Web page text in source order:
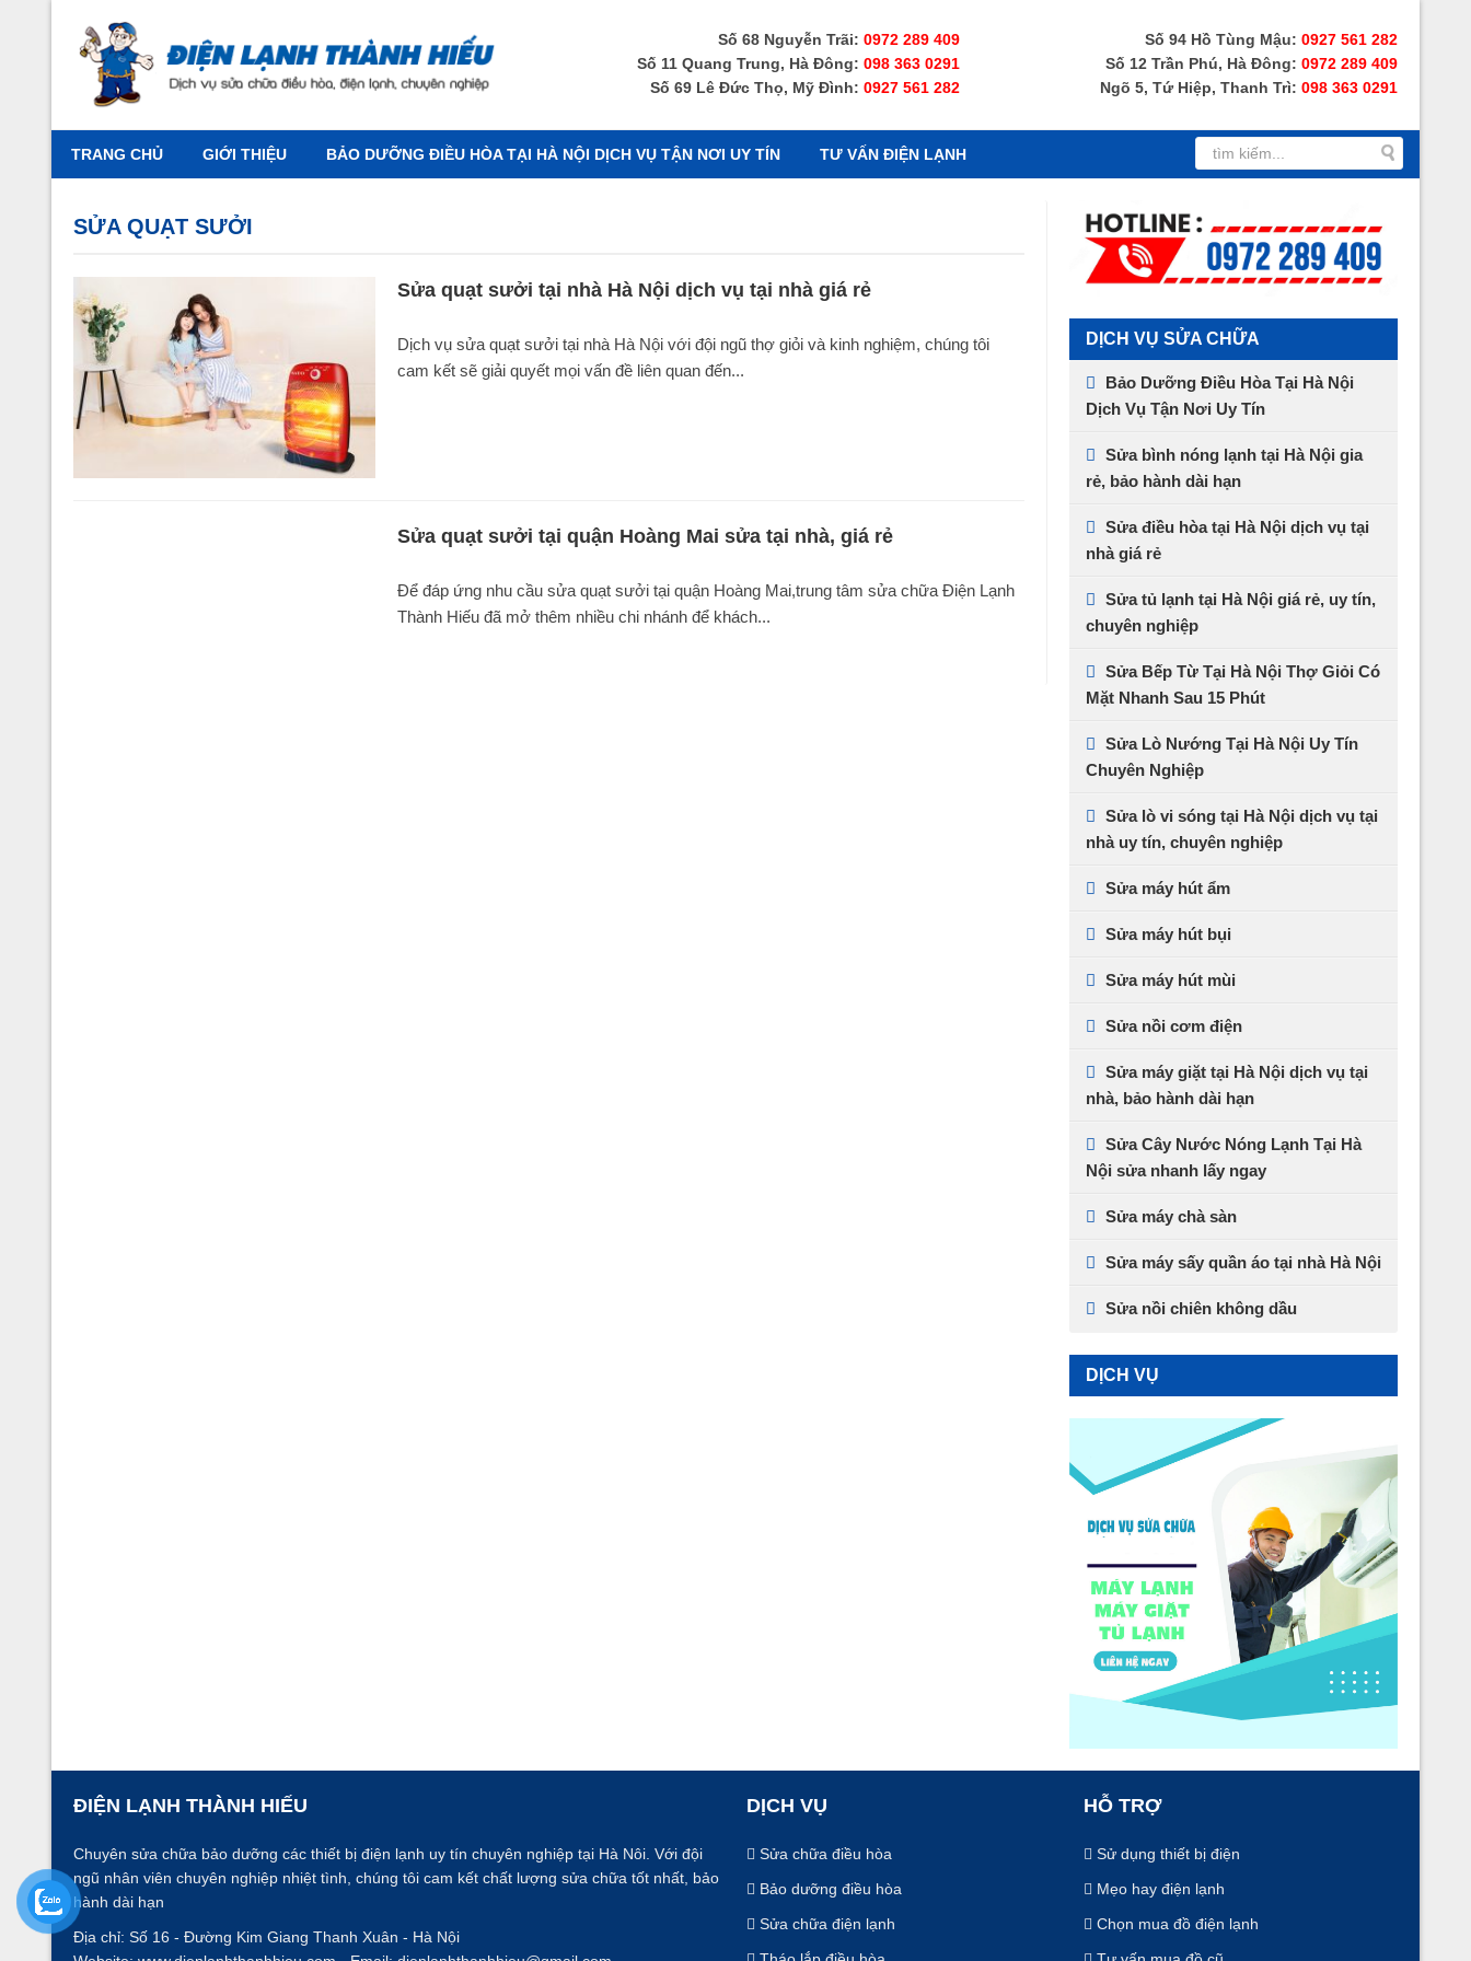
Số 68 Nguyễn Trãi: 0972 289 409 Số 94 Hồ Tùng Mậu: 0927 561 282
Số 11 Quang Trung, Hà Đông: 098 363 0291 Số 12 Trần Phú, Hà Đông: 0972 289 409
Số 69 Lê Đức Thọ, Mỹ Đình: 0927 561 282 Ngõ 5, Tứ Hiệp, Thanh Trì: 098 363 0291
TRANG CHỦ GIỚI THIỆU BẢO DƯỠNG ĐIỀU HÒA TẠI HÀ NỘI DỊCH VỤ TẬN NƠI UY TÍN TƯ VẤN ĐIỆN LẠNH
SỬA QUẠT SƯỞI
Sửa quạt sưởi tại nhà Hà Nội dịch vụ tại nhà giá rẻ
Dịch vụ sửa quạt sưởi tại nhà Hà Nội với đội ngũ thợ giỏi và kinh nghiệm, chúng tôi
cam kết sẽ giải quyết mọi vấn đề liên quan đến...
Sửa quạt sưởi tại quận Hoàng Mai sửa tại nhà, giá rẻ
Để đáp ứng nhu cầu sửa quạt sưởi tại quận Hoàng Mai,trung tâm sửa chữa Điện Lạnh
Thành Hiếu đã mở thêm nhiều chi nhánh để khách...
DỊCH VỤ SỬA CHỮA
Bảo Dưỡng Điều Hòa Tại Hà Nội
Dịch Vụ Tận Nơi Uy Tín
Sửa bình nóng lạnh tại Hà Nội gia
rẻ, bảo hành dài hạn
Sửa điều hòa tại Hà Nội dịch vụ tại
nhà giá rẻ
Sửa tủ lạnh tại Hà Nội giá rẻ, uy tín,
chuyên nghiệp
Sửa Bếp Từ Tại Hà Nội Thợ Giỏi Có
Mặt Nhanh Sau 15 Phút
Sửa Lò Nướng Tại Hà Nội Uy Tín
Chuyên Nghiệp
Sửa lò vi sóng tại Hà Nội dịch vụ tại
nhà uy tín, chuyên nghiệp
Sửa máy hút ẩm
Sửa máy hút bụi
Sửa máy hút mùi
Sửa nồi cơm điện
Sửa máy giặt tại Hà Nội dịch vụ tại
nhà, bảo hành dài hạn
Sửa Cây Nước Nóng Lạnh Tại Hà
Nội sửa nhanh lấy ngay
Sửa máy chà sàn
Sửa máy sấy quần áo tại nhà Hà Nội
Sửa nồi chiên không dầu
DỊCH VỤ
ĐIỆN LẠNH THÀNH HIẾU
Chuyên sửa chữa bảo dưỡng các thiết bị điện lạnh uy tín chuyên nghiệp tại Hà Nôi. Với đội
ngũ nhân viên chuyên nghiệp nhiệt tình, chúng tôi cam kết chất lượng sửa chữa tốt nhất, bảo
hành dài hạn
Địa chỉ: Số 16 - Đường Kim Giang Thanh Xuân - Hà Nội
DỊCH VỤ
Sửa chữa điều hòa
Bảo dưỡng điều hòa
Sửa chữa điện lạnh
HỖ TRỢ
Sử dụng thiết bị điện
Mẹo hay điện lạnh
Chọn mua đồ điện lạnh